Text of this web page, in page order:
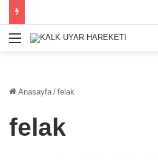
Menü
Anasayfa / felak
felak